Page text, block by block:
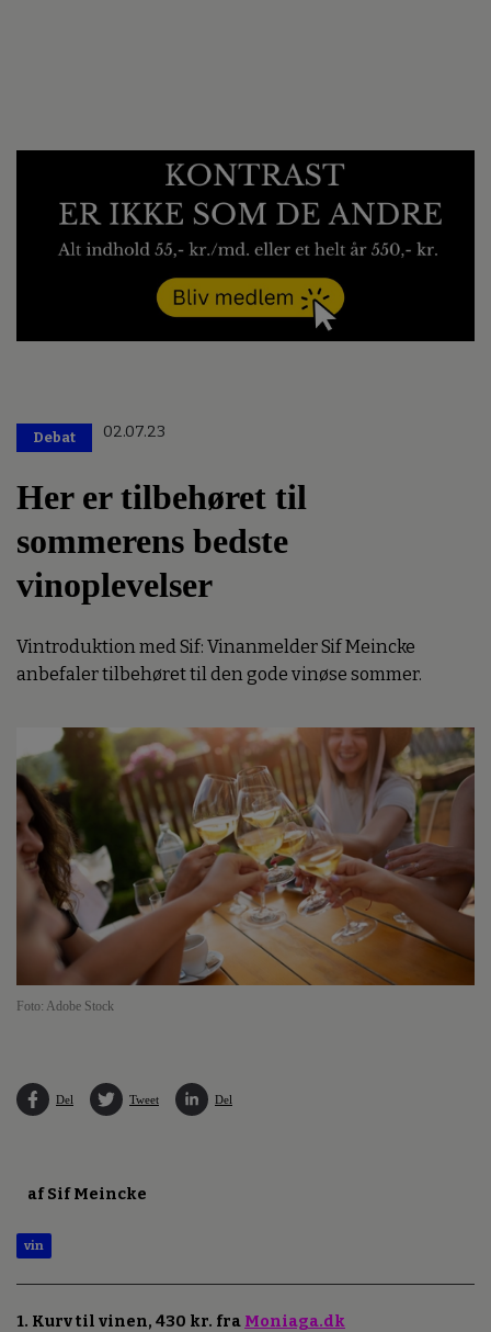
Debat 02.07.23
Her er tilbehøret til
sommerens bedste
vinoplevelser
Vintroduktion med Sif: Vinanmelder Sif Meincke
anbefaler tilbehøret til den gode vinøse sommer.
Foto: Adobe Stock
Del Tweet Del
af Sif Meincke
vin
1. Kurv til vinen, 430 kr. fra Moniaga.dk